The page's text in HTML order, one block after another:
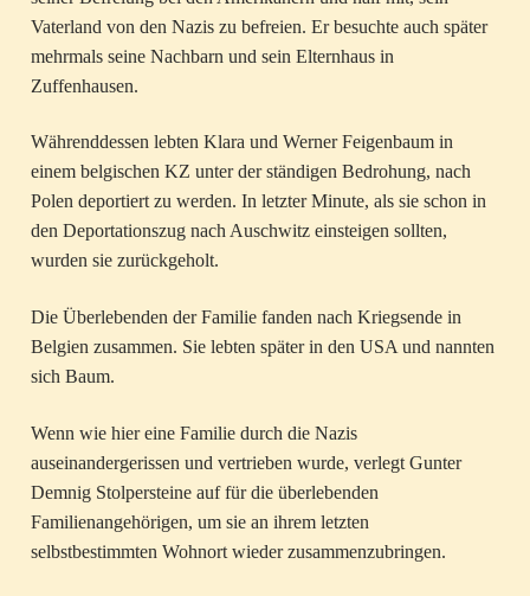
Vaterland von den Nazis zu befreien. Er besuchte auch später
mehrmals seine Nachbarn und sein Elternhaus in
Zuffenhausen.
Währenddessen lebten Klara und Werner Feigenbaum in
einem belgischen KZ unter der ständigen Bedrohung, nach
Polen deportiert zu werden. In letzter Minute, als sie schon in
den Deportationszug nach Auschwitz einsteigen sollten,
wurden sie zurückgeholt.
Die Überlebenden der Familie fanden nach Kriegsende in
Belgien zusammen. Sie lebten später in den USA und nannten
sich Baum.
Wenn wie hier eine Familie durch die Nazis
auseinandergerissen und vertrieben wurde, verlegt Gunter
Demnig Stolpersteine auf für die überlebenden
Familienangehörigen, um sie an ihrem letzten
selbstbestimmten Wohnort wieder zusammenzubringen.